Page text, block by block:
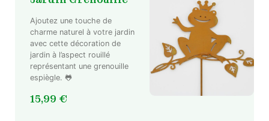
Ajoutez une touche de
charme naturel à votre jardin
avec cette décoration de
jardin à l’aspect rouillé
représentant une grenouille
espiègle. 🐸
15,99 €